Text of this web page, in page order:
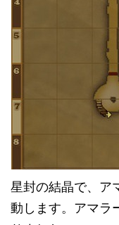
星封の結晶で、ア
動します。アマラ